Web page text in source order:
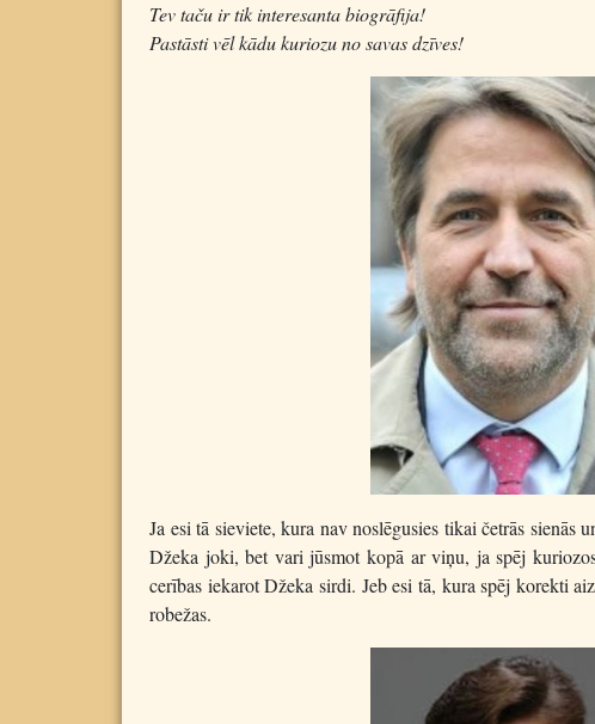
Tev taču ir tik interesanta biogrāfija!
Pastāsti vēl kādu kuriozu no savas dzīves!
Ja esi tā sieviete, kura nav noslēgusies tikai četrās
Džeka joki, bet vari jūsmot kopā ar viņu, ja spēj
cerības iekarot Džeka sirdi. Jeb esi tā, kura spēj korekti
robežas.